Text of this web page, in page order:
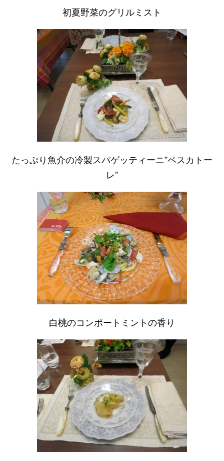
初夏野菜のグリルミスト
たっぷり魚介の冷製スパゲッティーニ”ペスカトー
レ”
白桃のコンポートミントの香り